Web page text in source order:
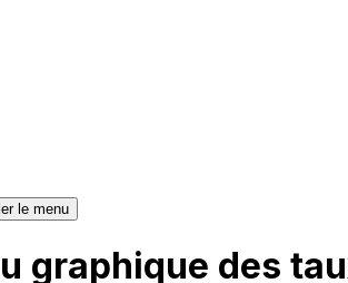
le menu
graphique des